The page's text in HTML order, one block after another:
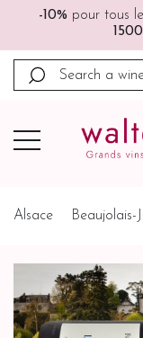
🚚🚚 Port offert
Alsace Beaujolais-